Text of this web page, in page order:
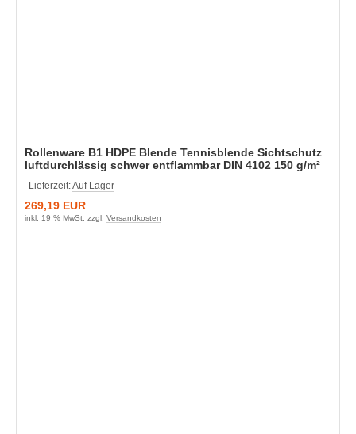
Rollenware B1 HDPE Blende Tennisblende Sichtschutz
luftdurchlässig schwer entflammbar DIN 4102 150 g/m²
Lieferzeit:Auf Lager
269,19 EUR
inkl. 19 % MwSt. zzgl. Versandkosten